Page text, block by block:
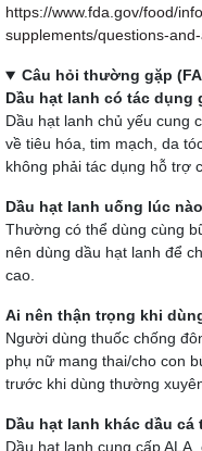
https://www.fda.gov/food/
supplements/questions-
Câu hỏi thường gặp
Dầu hạt lanh có tác dụng
Dầu hạt lanh chủ yếu cung
về tiêu hóa, tim mạch, da
không phải tác dụng hỗ trợ
Dầu hạt lanh uống lúc
Thường có thể dùng cùng
nên dùng dầu hạt lanh để
cao.
Ai nên thận trọng khi
Người dùng thuốc chống
phụ nữ mang thai/cho con
trước khi dùng thường
Dầu hạt lanh khác dầu cá
Dầu hạt lanh cung cấp